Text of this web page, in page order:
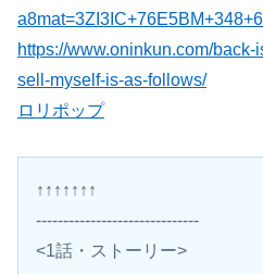
https://www.oninkun.com/
sell-myself-is-as-follows/
ロリポップ
↑↑↑↑↑↑↑
------------------------------
<1話・ストーリー>